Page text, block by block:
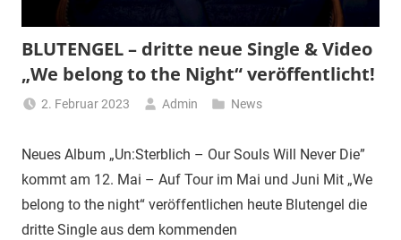
BLUTENGEL – dritte neue Single & Video
„We belong to the Night“ veröffentlicht!
2. Februar 2023 Admin News
Neues Album „Un:Sterblich – Our Souls Will Never Die”
kommt am 12. Mai – Auf Tour im Mai und Juni Mit „We
belong to the night“ veröffentlichen heute Blutengel die
dritte Single aus dem kommenden